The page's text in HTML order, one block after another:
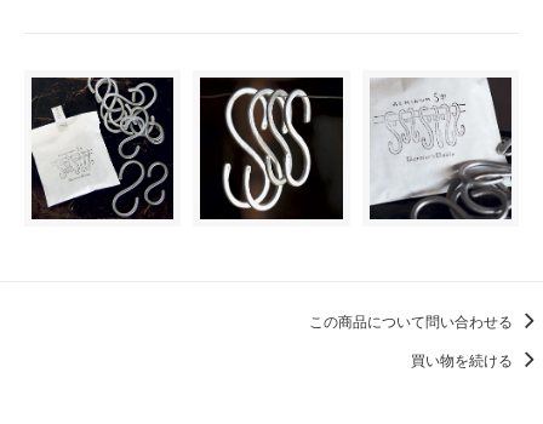
この商品について問い合わせる
買い物を続ける